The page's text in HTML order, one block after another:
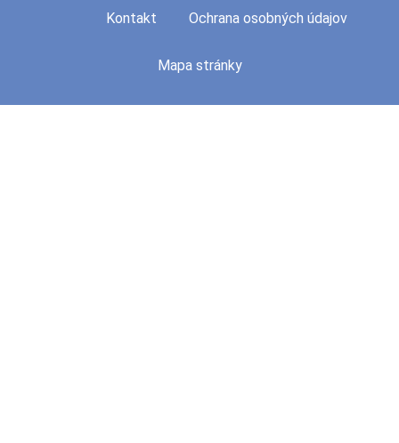
Kontakt Ochrana osobných údajov
Mapa stránky